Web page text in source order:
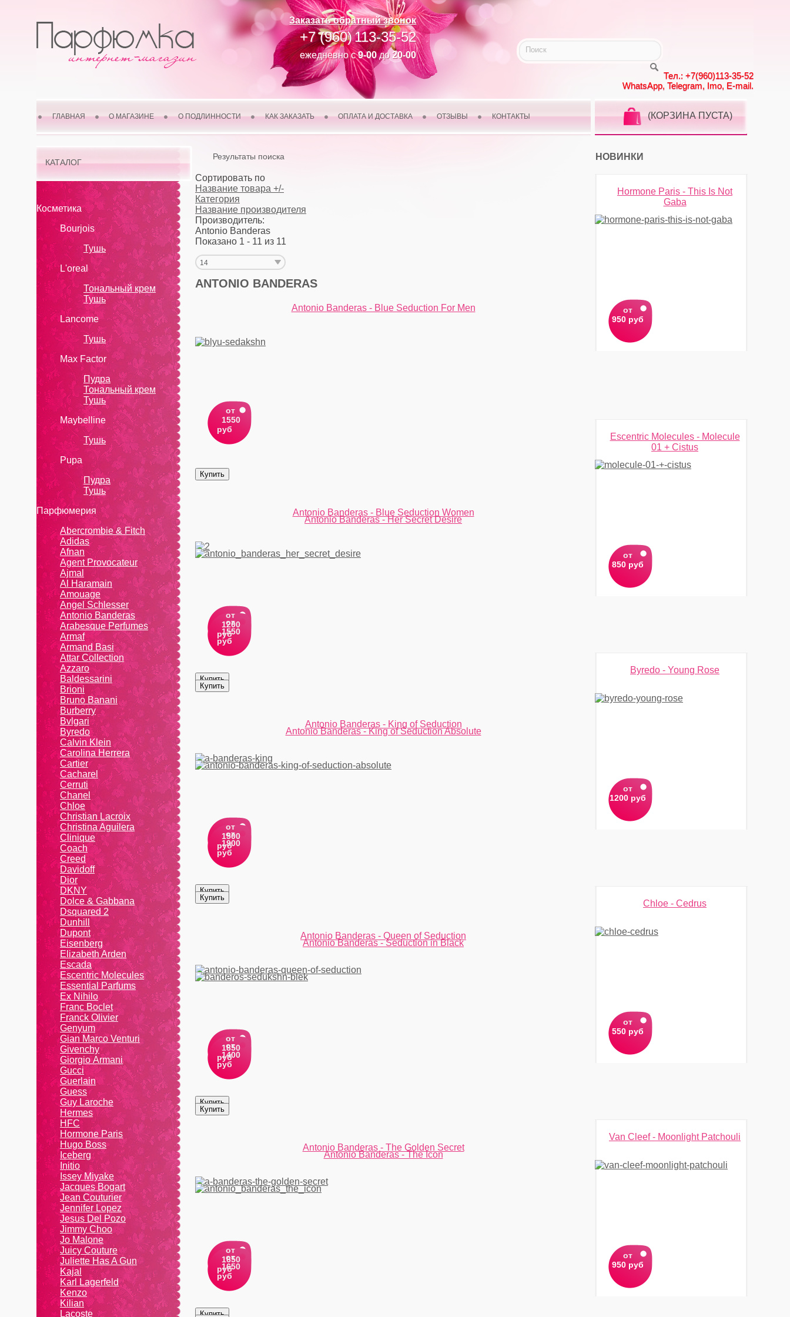
Заказать обратный звонок
+7 (960)113-35-52
ежедневно с9-00до20-00
Тел.: +7(960)113-35-52
WhatsApp, Telegram, Imo, E-mail.
ГЛАВНАЯ О МАГАЗИНЕ О ПОДЛИННОСТИ КАК ЗАКАЗАТЬ ОПЛАТА И ДОСТАВКА ОТЗЫВЫ КОНТАКТЫ (КОРЗИНА ПУСТА)
КАТАЛОГ
Косметика
Bourjois
Тушь
L'oreal
Тональный крем
Тушь
Lanсоmе
Тушь
Max Factor
Пудра
Тональный крем
Тушь
Maybelline
Тушь
Pupa
Пудра
Тушь
Парфюмерия
Abercrombie & Fitch
Adidas
Afnan
Agent Provocateur
Ajmal
Al Haramain
Amouage
Angel Schlesser
Antonio Banderas
Arabesque Perfumes
Armaf
Armand Basi
Attar Collection
Azzaro
Baldessarini
Brioni
Bruno Banani
Burberry
Bvlgari
Byredo
Calvin Klein
Carolina Herrera
Cartier
Caсhаrеl
Cerruti
Chanel
Chloe
Christian Lacroix
Christina Aguilera
Cliniquе
Coach
Creed
Davidoff
Dior
DKNY
Dolce & Gabbana
Dsquared 2
Dunhill
Dupont
Eisenberg
Elizabeth Arden
Escada
Escentric Molecules
Essential Parfums
Ex Nihilo
Franc Boclet
Franck Olivier
Genyum
Gian Marco Venturi
Givenchy
Giоrgio Аrmаni
Gucci
Guerlain
Guess
Guy Laroche
Hermes
HFC
Hormone Paris
Hugo Boss
Iceberg
Initio
Issey Miyake
Jacques Bogart
Jean Couturier
Jennifer Lopez
Jesus Del Pozo
Jimmy Choo
Jo Malone
Juicy Couture
Juliette Has A Gun
Kajal
Karl Lagerfeld
Kenzo
Kiliаn
Lacoste
Результаты поиска
Сортировать по
Название товара +/-
Категория
Название производителя
Производитель:
Antonio Banderas
Показано 1 - 11 из 11
14
ANTONIO BANDERAS
Antonio Banderas - Blue Seduction For Men
от
1550
руб
Antonio Banderas - Blue Seduction Women
от
1200
руб
Antonio Banderas - Her Secret Desire
от
1550
руб
Antonio Banderas - King of Seduction
от
1500
руб
Antonio Banderas - King of Seduction Absolute
от
1900
руб
Antonio Banderas - Queen of Seduction
от
1850
руб
Antonio Banderas - Seduction in Black
от
1400
руб
Antonio Banderas - The Golden Secret
от
1650
руб
Antonio Banderas - The Icon
от
1650
руб
НОВИНКИ
Hormone Paris - This Is Not
Gaba
от
950 руб
Escentric Molecules - Molecule
01 + Cistus
от
850 руб
Byredo - Young Rose
от
1200 руб
Chloe - Cedrus
от
550 руб
Van Cleef - Moonlight Patchouli
от
950 руб